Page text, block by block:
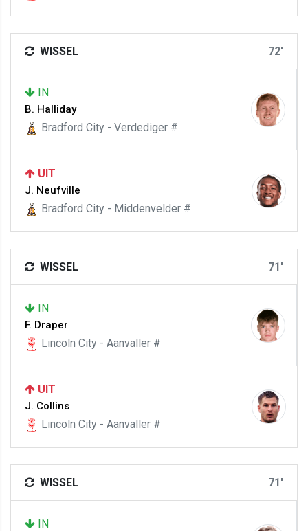
WISSEL 72'
IN
B. Halliday
Bradford City - Verdediger #
UIT
J. Neufville
Bradford City - Middenvelder #
WISSEL 71'
IN
F. Draper
Lincoln City - Aanvaller #
UIT
J. Collins
Lincoln City - Aanvaller #
WISSEL 71'
IN